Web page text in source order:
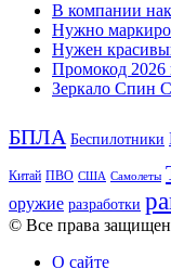
В компании
Нужно
Нужен
Промокод 2026
Зеркало Спин
БПЛА Беспилотники
Китай ПВО США Самолеты
оружие разработки
© Все права
О сайте